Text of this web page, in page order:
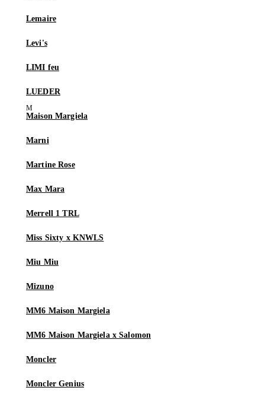
Lemaire
Levi's
LIMI feu
LUEDER
Maison Margiela
Marni
Martine Rose
Max Mara
Merrell 1 TRL
Miss Sixty x KNWLS
Miu Miu
Mizuno
MM6 Maison Margiela
MM6 Maison Margiela x Salomon
Moncler
Moncler Genius